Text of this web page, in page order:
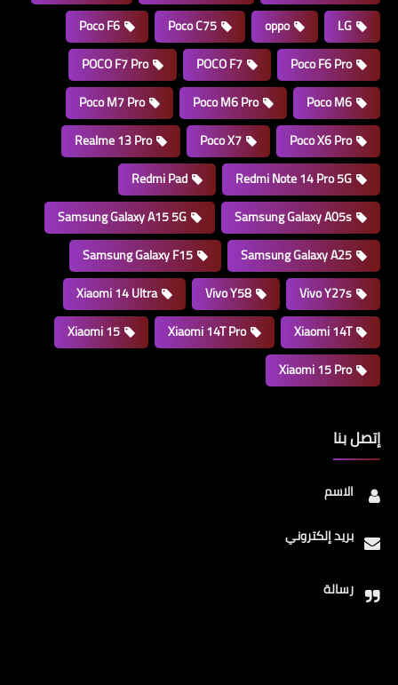
LG
oppo
Poco C75
Poco F6
Poco F6 Pro
POCO F7
POCO F7 Pro
Poco M6
Poco M6 Pro
Poco M7 Pro
Poco X6 Pro
Poco X7
Realme 13 Pro
Redmi Note 14 Pro 5G
Redmi Pad
Samsung Galaxy A05s
Samsung Galaxy A15 5G
Samsung Galaxy A25
Samsung Galaxy F15
Vivo Y27s
Vivo Y58
Xiaomi 14 Ultra
Xiaomi 14T
Xiaomi 14T Pro
Xiaomi 15
Xiaomi 15 Pro
إتصل بنا
الاسم
بريد إلكتروني
رسالة